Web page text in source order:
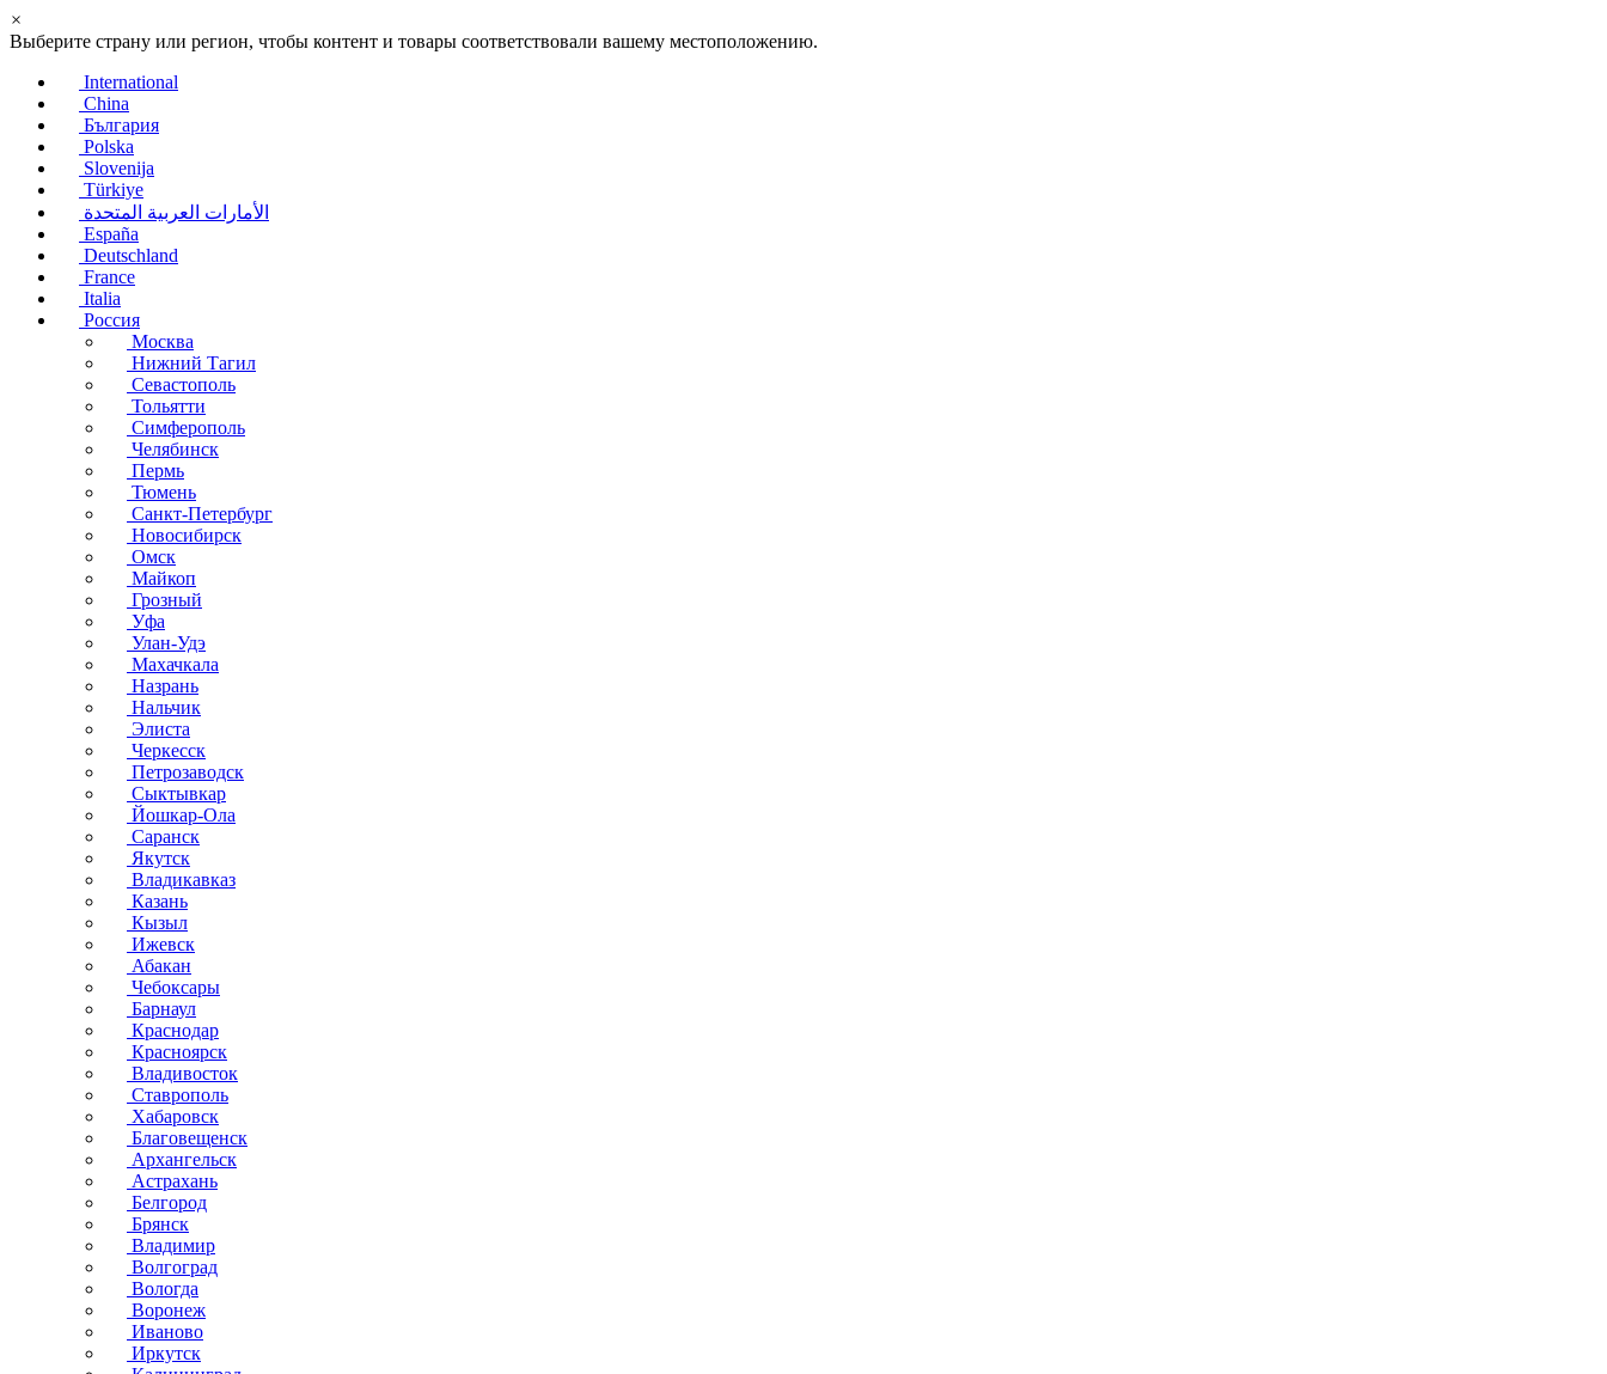
×
Выберите страну или регион, чтобы контент и товары соответствовали вашему местоположению.
International
China
България
Polska
Slovenija
Türkiye
الأمارات العربية المتحدة
España
Deutschland
France
Italia
Россия
Москва
Нижний Тагил
Севастополь
Тольятти
Симферополь
Челябинск
Пермь
Тюмень
Санкт-Петербург
Новосибирск
Омск
Майкоп
Грозный
Уфа
Улан-Удэ
Махачкала
Назрань
Нальчик
Элиста
Черкесск
Петрозаводск
Сыктывкар
Йошкар-Ола
Саранск
Якутск
Владикавказ
Казань
Кызыл
Ижевск
Абакан
Чебоксары
Барнаул
Краснодар
Красноярск
Владивосток
Ставрополь
Хабаровск
Благовещенск
Архангельск
Астрахань
Белгород
Брянск
Владимир
Волгоград
Вологда
Воронеж
Иваново
Иркутск